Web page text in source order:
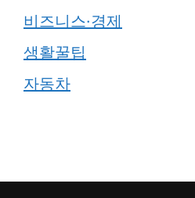
비즈니스·경제
생활꿀팁
자동차